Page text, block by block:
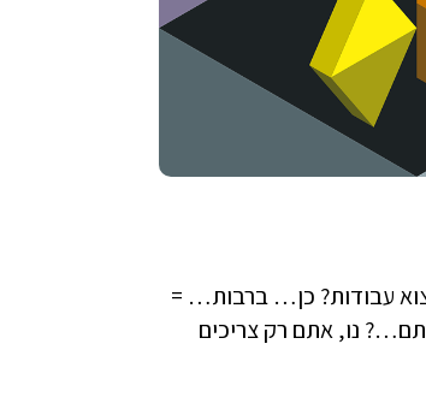
עבודות? כן… ברבות… =
נו, אתם רק צריכים